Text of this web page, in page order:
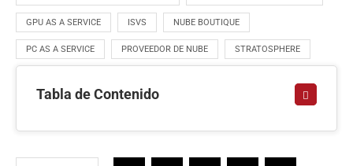
GPU AS A SERVICE ISVS NUBE BOUTIQUE
PC AS A SERVICE PROVEEDOR DE NUBE STRATOSPHERE
Tabla de Contenido